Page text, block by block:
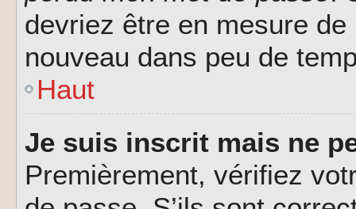
devriez être en mesure
nouveau dans peu de
Haut
Je suis inscrit mais ne
Premièrement, vérifiez